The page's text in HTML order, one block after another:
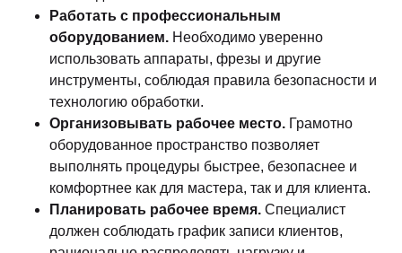
Работать с профессиональным
оборудованием. Необходимо уверенно
использовать аппараты, фрезы и другие
инструменты, соблюдая правила безопасности и
технологию обработки.
Организовывать рабочее место. Грамотно
оборудованное пространство позволяет
выполнять процедуры быстрее, безопаснее и
комфортнее как для мастера, так и для клиента.
Планировать рабочее время. Специалист
должен соблюдать график записи клиентов,